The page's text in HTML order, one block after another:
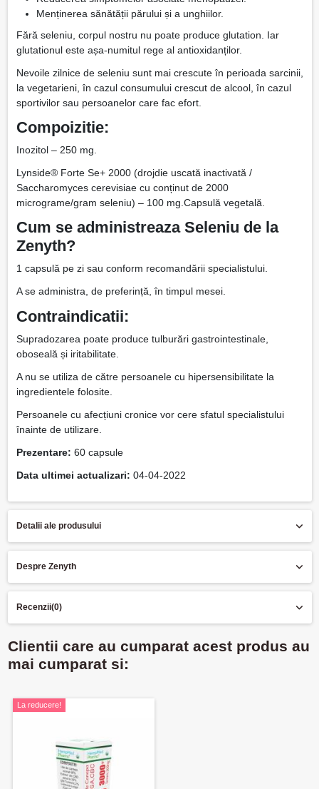
Menținerea sănătății părului și a unghiilor.
Fără seleniu, corpul nostru nu poate produce glutation. Iar
glutationul este așa-numitul rege al antioxidanților.
Nevoile zilnice de seleniu sunt mai crescute în perioada sarcinii,
la vegetarieni, în cazul consumului crescut de alcool, în cazul
sportivilor sau persoanelor care fac efort.
Compoizitie:
Inozitol – 250 mg.
Lynside® Forte Se+ 2000 (drojdie uscată inactivată /
Saccharomyces cerevisiae cu conținut de 2000
micrograme/gram seleniu) – 100 mg.Capsulă vegetală.
Cum se administreaza Seleniu de la
Zenyth?
1 capsulă pe zi sau conform recomandării specialistului.
A se administra, de preferință, în timpul mesei.
Contraindicatii:
Supradozarea poate produce tulburări gastrointestinale,
oboseală și iritabilitate.
A nu se utiliza de către persoanele cu hipersensibilitate la
ingredientele folosite.
Persoanele cu afecțiuni cronice vor cere sfatul specialistului
înainte de utilizare.
Prezentare: 60 capsule
Data ultimei actualizari: 04-04-2022
Detalii ale produsului
Despre Zenyth
Recenzii(0)
Clientii care au cumparat acest produs au
mai cumparat si:
La reducere!